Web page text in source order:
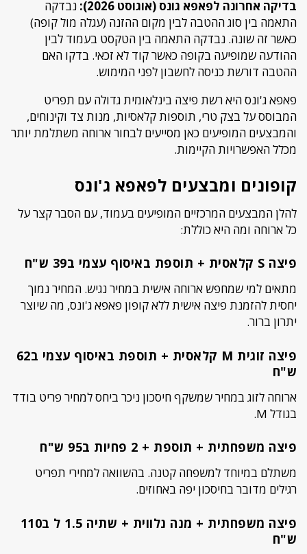
בדיקה אחרונה לפאפא גונס (אוגוסט 2026):
נבדקה
התאמה בין סוג ההטבה לבין מקום ההזנה (עגלה מול קופה)
כאשר זה שונה. נבדקה התאמה בין הטקסט בעמוד לבין
ההודעה שמופיעה בקופה כאשר קוד לא זכאי. בדקו האם
ההטבה דורשת כניסה לחשבון לפני המימוש.
פאפא ג'ונס היא רשת פיצה בינלאומית גדולה עם תפריט
המבוסס על בצק טרי, תוספות קלאסיות, מנות צד וקינוחים,
והמבצעים המופיעים כאן מסייעים לבחור ארוחה משתלמת יותר
מכלל האפשרויות הקיימות.
קופונים ומבצעים לפאפא ג'ונס
להלן המבצעים המרכזיים המופיעים בעמוד, עם הסבר קצר על
כל ארוחה ומה היא כוללת:
פיצה S קלאסית + תוספת באיסוף עצמי ב39 ש"ח
מתאים למי שמחפש ארוחה אישית במחיר נגיש. המחיר נמוך
יחסית להזמנת פיצה אישית ללא קופון פאפא ג'ונס, מה שיוצר
יתרון ברור.
פיצה זוגית M קלאסית + תוספת באיסוף עצמי ב62
ש"ח
ארוחה לזוג במחיר שמשקף חיסכון ניכר ביחס למחיר פריט בודד
בגודל M.
פיצה משפחתית + תוספת + 2 פחיות ב95 ש"ח
משתלם במיוחד למשפחה קטנה. בהשוואה למחירי תפריט
רגילים מדובר בחיסכון יפה באחוזים.
פיצה משפחתית + מנה נלווית + שתיה 1.5 ל ב110
ש"ח